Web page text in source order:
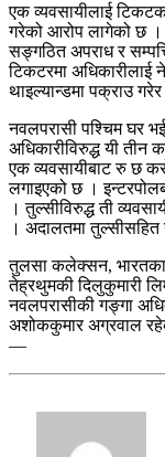
एक व्यवसायीलाई
गरेको आरोप लागेको छ ।
सङ्गठित अपराध र
टिकटरमा अधिकारीलाई
थाइल्यान्डमा पक्राउ
नवलपरासी पश्चिम घर
अधिकारीविरुद्ध यी तीन
एक व्यवसायीबाट रु छ
लगाइएको छ ।
। तुल्सीविरुद्ध ती
। अदालतमा तुल्सीसहित
तुलसा कलेक्सन, भारतका
तेह्रथुमकी दिलुकुमारी
नवलपरासीकी गङ्गा
अशोककुमार अग्रवाल
—